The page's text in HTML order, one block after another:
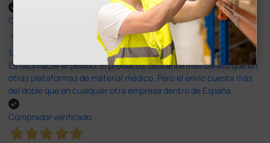
Comprador verificado
13 Jul 2026
Es fácil hacer el pedido. El producto, bastante mas barato que en
otras plataformas de material médico. Pero el envío cuesta más
del doble que en cualquier otra empresa dentro de España.
Comprador verificado